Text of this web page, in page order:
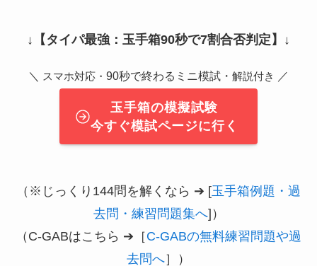
↓ 【タイパ最強：玉手箱90秒で7割合否判定】 ↓
＼ スマホ対応・ 90秒で終わるミニ模試・ 解説付き ／
玉手箱の模擬試験
今すぐ模試ページに行く
（※じっくり144問を解くなら ➔ [玉手箱例題・過
去問・練習問題集へ]）
（C-GABはこちら ➔［C-GABの無料練習問題や過
去問へ］）